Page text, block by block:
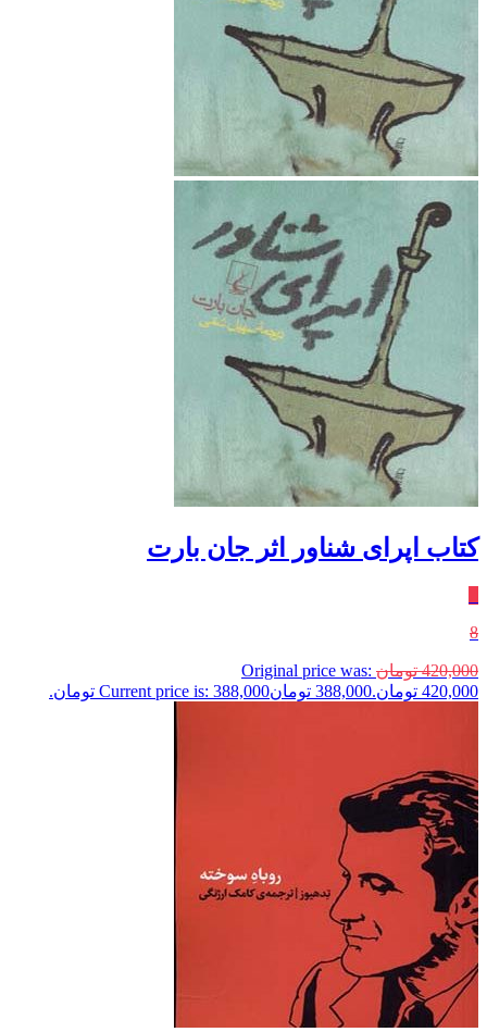
کتاب اپرای شناور اثر جان بارت
8
420,000 تومان Original price was:
420,000 تومان.
388,000 تومانCurrent price is: 388,000 تومان.